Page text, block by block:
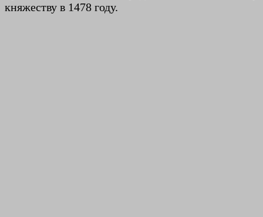
княжеству в 1478 году.